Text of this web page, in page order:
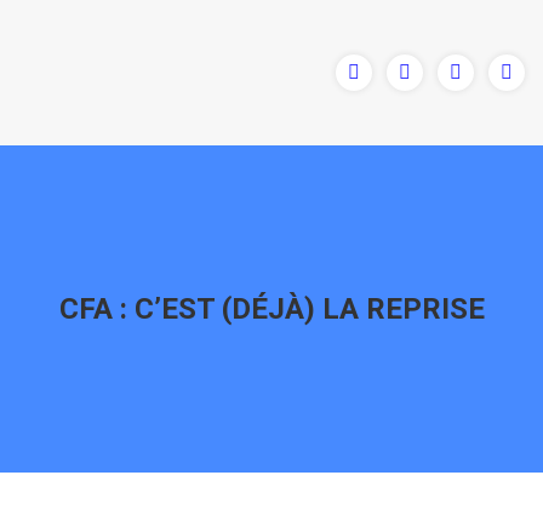
CFA : C’EST (DÉJÀ) LA REPRISE